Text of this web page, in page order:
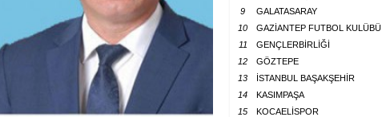
9
GALATASARAY
10
GAZİANTEP FUTBOL KULÜBÜ
11
GENÇLERBİRLİĞİ
12
GÖZTEPE
13
İSTANBUL BAŞAKŞEHİR
14
KASIMPAŞA
15
KOCAELİSPOR